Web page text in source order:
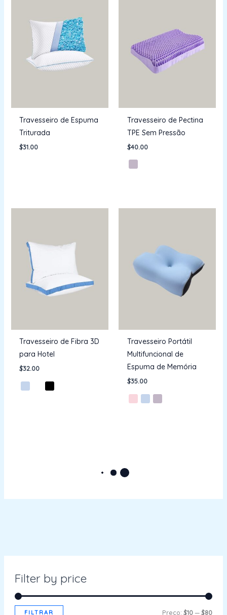
Filter by price
FILTRAR Preço:$10 —$80
Travesseiro de Espuma
Triturada
$31.00
Travesseiro de Pectina
TPE Sem Pressão
$40.00
Travesseiro de Fibra 3D
para Hotel
$32.00
Travesseiro Portátil
Multifuncional de
Espuma de Memória
$35.00